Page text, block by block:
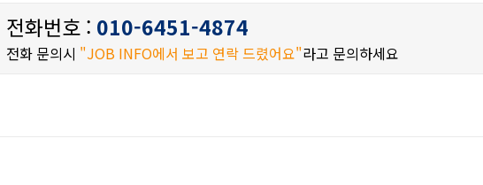
전화번호 : 010-6451-4874
전화 문의시 "JOB INFO에서 보고 연락 드렸어요"라고 문의하세요